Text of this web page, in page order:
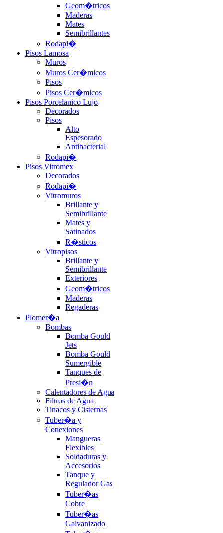
Geom�tricos
Maderas
Mates
Semibrillantes
Rodapi�
Pisos Lamosa
Muros
Muros Cer�micos
Pisos
Pisos Cer�micos
Pisos Porcelanico Lujo
Decorados
Pisos
Alto
Espesorado
Antibacterial
Rodapi�
Pisos Vitromex
Decorados
Rodapi�
Vitromuros
Brillante y
Semibrillante
Mates y
Satinados
R�sticos
Vitropisos
Brillante y
Semibrillante
Exteriores
Geom�tricos
Maderas
Regaderas
Plomer�a
Bombas
Bomba Gould
Jets
Bomba Gould
Sumergible
Tanques de
Presi�n
Calentadores de Agua
Filtros de Agua
Tinacos y Cisternas
Tuber�a y
Conexiones
Mangueras
Flexibles
Soldaduras y
Accesorios
Tanque y
Regulador Gas
Tuber�as
Cobre
Tuber�as
Galvanizado